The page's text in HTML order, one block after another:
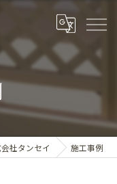
社タンセイ 施工事例